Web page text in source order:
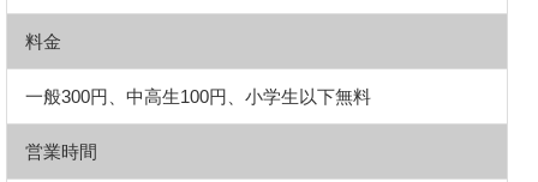
料金
一般300円、中高生100円、小学生以下無料
営業時間